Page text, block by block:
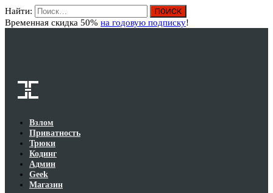
Найти:
Временная скидка 50% на годовую подписку!
Взлом
Приватность
Трюки
Кодинг
Админ
Geek
Магазин